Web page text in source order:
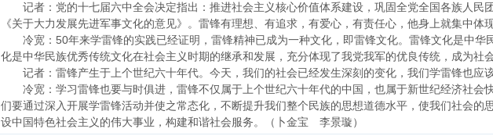
记者：党的十七届六中全会决定指出：推进社会主义核心价值体系建设，巩固全党全国各族人民
《关于大力发展先进军事文化的意见》。雷锋有理想、有追求，有爱心，有责任心，他身上就集中体
冷宽：50年来学雷锋的实践已经证明，雷锋精神已成为一种文化，即雷锋文化。雷锋文化是中华
化是中华民族优秀传统文化在社会主义时期的继承和发展，充分体现了我党我军的优良传统，成为社
记者：雷锋产生于上个世纪六十年代。今天，我们的社会已经发生深刻的变化，我们学雷锋也应该
冷宽：学习雷锋也要与时俱进，雷锋不仅属于上个世纪六十年代的中国，也属于新世纪经济社会
们要通过深入开展学雷锋活动并使之常态化，不断提升我们整个民族的思想道德水平，使我们社会的
设中国特色社会主义的伟大事业，构建和谐社会服务。（卜金宝 李景璇）